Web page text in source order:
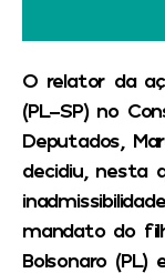
O relator da
(PL-SP) no
Deputados,
decidiu, nesta
mandato do
Bolsonaro (PL)